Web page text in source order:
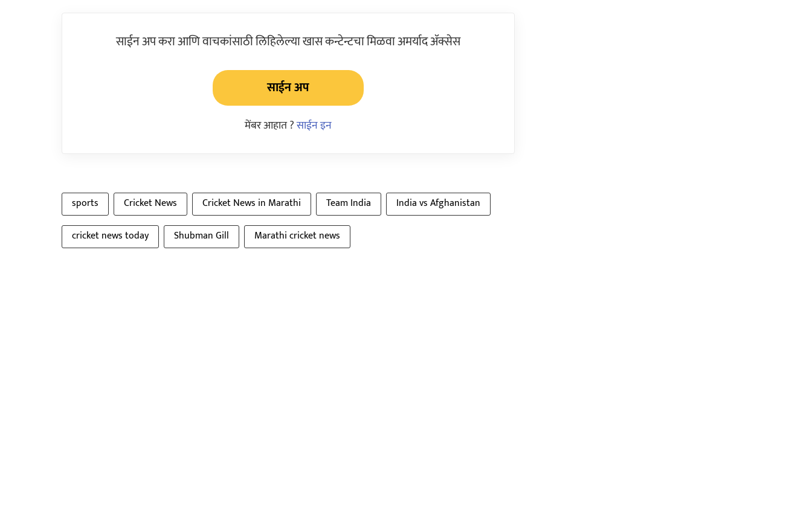
साईन अप करा आणि वाचकांसाठी लिहिलेल्या खास कन्टेन्टचा मिळवा अमर्याद ॲक्सेस
साईन अप
मेंबर आहात ?साईन इन
sports Cricket News Cricket News in Marathi Team India
India vs Afghanistan
cricket news today
Shubman Gill Marathi cricket news